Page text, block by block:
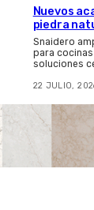
Nuevos
piedra
Snaidero
para
soluciones
22 JULIO,